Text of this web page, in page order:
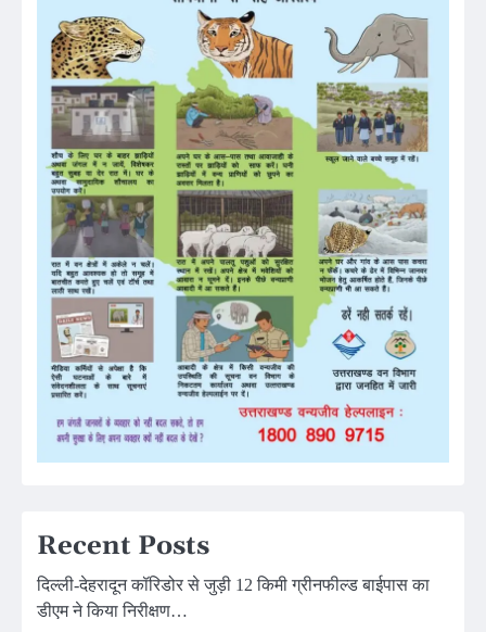
Recent Posts
दिल्ली-देहरादून कॉरिडोर से जुड़ी 12 किमी ग्रीनफील्ड बाईपास का
डीएम ने किया निरीक्षण…